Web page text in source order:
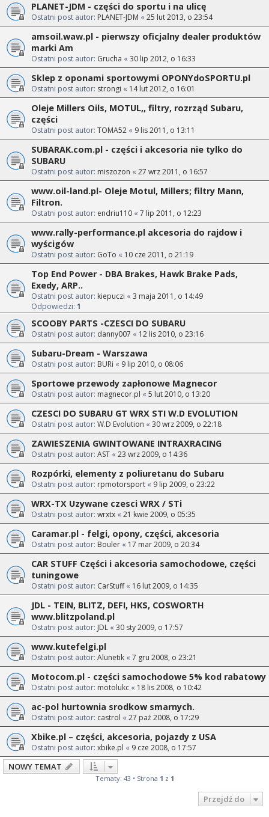
PLANET-JDM - części do sportu i na ulicę
Ostatni post autor: PLANET-JDM « 25 lut 2013, o 23:54
amsoil.waw.pl - pierwszy oficjalny dealer produktów
marki Am
Ostatni post autor: Grucha « 30 lip 2012, o 16:33
Sklep z oponami sportowymi OPONYdoSPORTU.pl
Ostatni post autor: strongi « 14 lut 2012, o 16:01
Oleje Millers Oils, MOTUL,, filtry, rozrząd Subaru,
części
Ostatni post autor: TOMA52 « 9 lis 2011, o 13:11
SUBARAK.com.pl - części i akcesoria nie tylko do
SUBARU
Ostatni post autor: miszozon « 27 wrz 2011, o 16:57
www.oil-land.pl- Oleje Motul, Millers; filtry Mann,
Filtron.
Ostatni post autor: endriu110 « 7 lip 2011, o 12:23
www.rally-performance.pl akcesoria do rajdow i
wyścigów
Ostatni post autor: GoTo « 10 cze 2011, o 21:19
Top End Power - DBA Brakes, Hawk Brake Pads,
Exedy, ARP..
Ostatni post autor: kiepuczi « 3 maja 2011, o 14:49
Odpowiedzi: 1
SCOOBY PARTS -CZESCI DO SUBARU
Ostatni post autor: danny007 « 12 lis 2010, o 23:16
Subaru-Dream - Warszawa
Ostatni post autor: BURi « 9 lip 2010, o 08:06
Sportowe przewody zapłonowe Magnecor
Ostatni post autor: magnecor.pl « 5 lut 2010, o 13:20
CZESCI DO SUBARU GT WRX STI W.D EVOLUTION
Ostatni post autor: W.D Evolution « 30 wrz 2009, o 22:18
ZAWIESZENIA GWINTOWANE INTRAXRACING
Ostatni post autor: AST « 23 wrz 2009, o 14:36
Rozpórki, elementy z poliuretanu do Subaru
Ostatni post autor: rpmotorsport « 9 lip 2009, o 23:22
WRX-TX Uzywane czesci WRX / STi
Ostatni post autor: wrxtx « 21 kwie 2009, o 05:35
Caramar.pl - felgi, opony, części, akcesoria
Ostatni post autor: Bouler « 17 mar 2009, o 20:34
CAR STUFF Części i akcesoria samochodowe, części
tuningowe
Ostatni post autor: CarStuff« 16 lut 2009, o 14:35
JDL - TEIN, BLITZ, DEFI, HKS, COSWORTH
www.blitzpoland.pl
Ostatni post autor: JDL « 30 sty 2009, o 17:57
www.kutefelgi.pl
Ostatni post autor: Alunetik « 7 gru 2008, o 23:21
Motocom.pl - części samochodowe 5% kod rabatowy
Ostatni post autor: motolukc « 18 lis 2008, o 10:42
ac-pol hurtownia srodkow smarnych.
Ostatni post autor: castrol « 27 paź 2008, o 17:29
Xbike.pl – części, akcesoria, pojazdy z USA
Ostatni post autor: xbike.pl « 9 cze 2008, o 17:57
NOWY TEMAT
Tematy: 43 • Strona 1 z 1
Przejdź do